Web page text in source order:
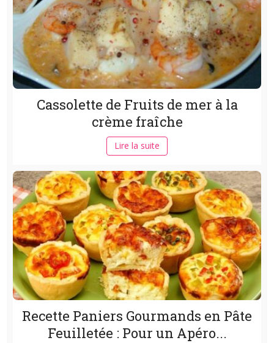
Cassolette de Fruits de mer à la
crème fraîche
Lire la suite
Recette Paniers Gourmands en Pâte
Feuilletée : Pour un Apéro...